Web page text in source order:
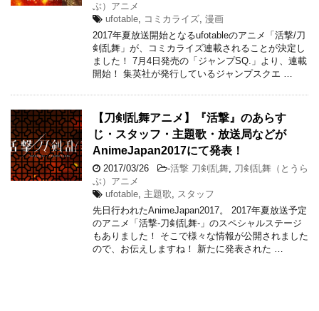
ぶ）アニメ
ufotable, コミカライズ, 漫画
2017年夏放送開始となるufotableのアニメ「活撃/刀
剣乱舞」が、コミカライズ連載されることが決定し
ました！ 7月4日発売の「ジャンプSQ.」より、連載
開始！ 集英社が発行しているジャンプスクエ …
【刀剣乱舞アニメ】『活撃』のあらす
じ・スタッフ・主題歌・放送局などが
AnimeJapan2017にて発表！
2017/03/26 -活撃 刀剣乱舞, 刀剣乱舞（とうら
ぶ）アニメ
ufotable, 主題歌, スタッフ
先日行われたAnimeJapan2017。 2017年夏放送予定
のアニメ「活撃-刀剣乱舞-」のスペシャルステージ
もありました！ そこで様々な情報が公開されました
ので、お伝えしますね！ 新たに発表された …